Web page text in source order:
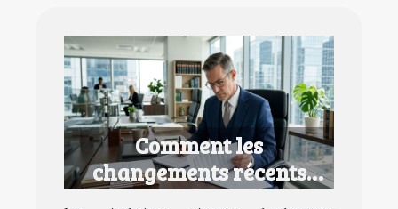
Comment les
changements récents
impactent-ils le droit du